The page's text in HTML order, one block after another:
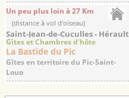
Un peu plus loin à 27 Km
(distance à vol d'oiseau)
Saint-Jean-de-Cuculles - Hérault
Gîtes et Chambres d'hôte
La Bastide du Pic
Gîtes en territoire du Pic-Saint-
Loup